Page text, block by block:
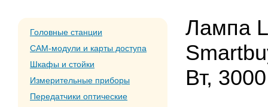
Головные станции
CAM-модули и карты доступа
Шкафы и стойки
Измерительные приборы
Передатчики оптические
Лампа
Вт,